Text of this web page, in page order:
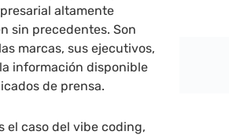
altamente
sin precedentes. Son
marcas, sus ejecutivos,
información disponible
de prensa.
el caso del vibe coding,